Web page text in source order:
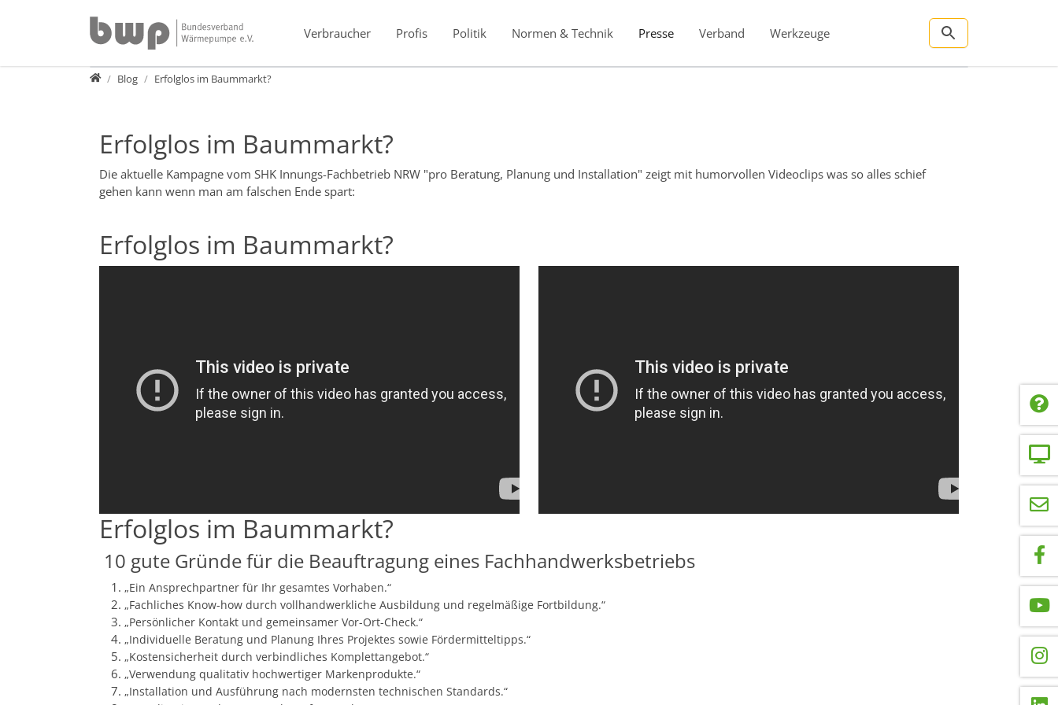
Verbraucher
Profis Politik Normen & Technik Presse Verband Werkzeuge
Presse
Blog Erfolglos im Baummarkt?
Erfolglos im Baummarkt?
Die aktuelle Kampagne vom SHK Innungs-Fachbetrieb NRW "pro Beratung, Planung und Installation" zeigt mit humorvollen Videoclips was so alles schief
gehen kann wenn man am falschen Ende spart:
Erfolglos im Baummarkt?
Erfolglos im Baummarkt?
10 gute Gründe für die Beauftragung eines Fachhandwerksbetriebs
„Ein Ansprechpartner für Ihr gesamtes Vorhaben.“
„Fachliches Know-how durch vollhandwerkliche Ausbildung und regelmäßige Fortbildung.“
„Persönlicher Kontakt und gemeinsamer Vor-Ort-Check.“
„Individuelle Beratung und Planung Ihres Projektes sowie Fördermitteltipps.“
„Kostensicherheit durch verbindliches Komplettangebot.“
„Verwendung qualitativ hochwertiger Markenprodukte.“
„Installation und Ausführung nach modernsten technischen Standards.“